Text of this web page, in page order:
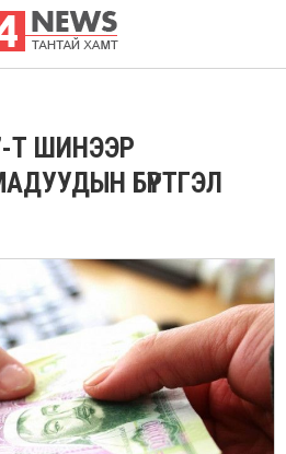
Т ШИНЭЭР
БҮРТГЭЛ